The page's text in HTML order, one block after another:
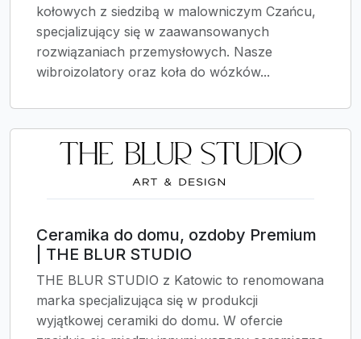
kołowych z siedzibą w malowniczym Czańcu,
specjalizujący się w zaawansowanych
rozwiązaniach przemysłowych. Nasze
wibroizolatory oraz koła do wózków...
Ceramika do domu, ozdoby Premium
| THE BLUR STUDIO
THE BLUR STUDIO z Katowic to renomowana
marka specjalizująca się w produkcji
wyjątkowej ceramiki do domu. W ofercie